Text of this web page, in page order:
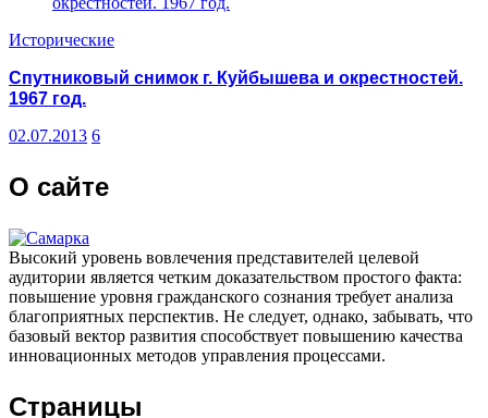
Исторические
Спутниковый снимок г. Куйбышева и окрестностей.
1967 год.
02.07.2013 6
О сайте
Высокий уровень вовлечения представителей целевой
аудитории является четким доказательством простого факта:
повышение уровня гражданского сознания требует анализа
благоприятных перспектив. Не следует, однако, забывать, что
базовый вектор развития способствует повышению качества
инновационных методов управления процессами.
Страницы